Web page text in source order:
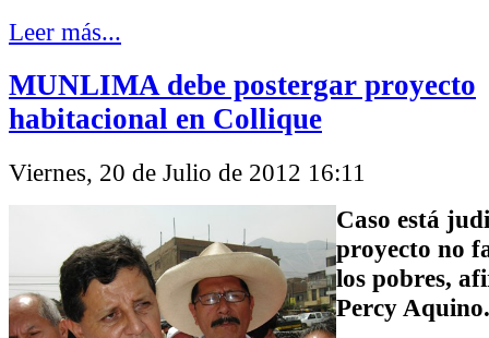
Leer más...
MUNLIMA debe postergar proyecto
habitacional en Collique
Viernes, 20 de Julio de 2012 16:11
Caso está
proyecto no
los pobres,
Percy Aquino.